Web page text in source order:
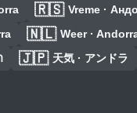
🇷🇸 Vreme ·
🇳🇱 Weer ·
🇯🇵 天気 · アンドラ